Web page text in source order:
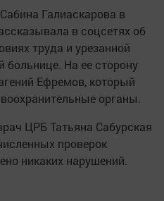
Галиаскарова в
в соцсетях об
труда и урезанной
больнице. На ее сторону
Ефремов, который
органы.
ЦРБ Татьяна Сабурская
проверок
никаких нарушений.